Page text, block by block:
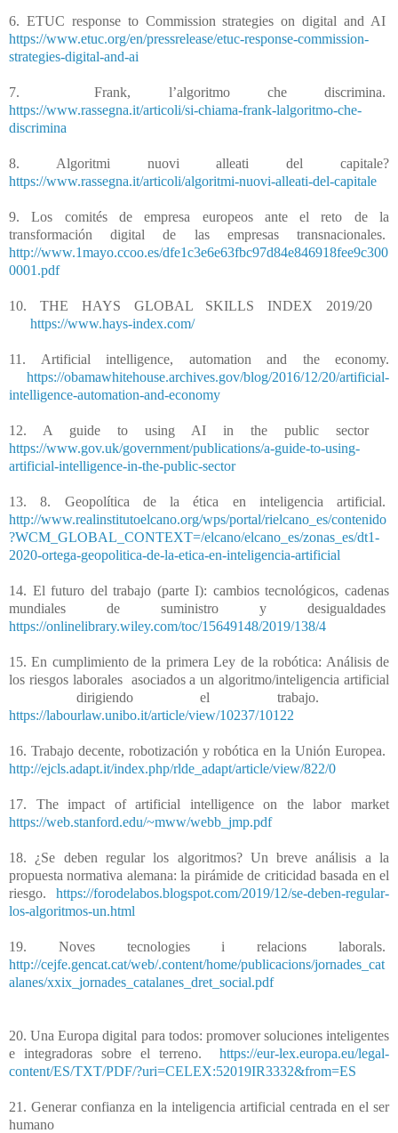
6. ETUC response to Commission strategies on digital and AI
https://www.etuc.org/en/pressrelease/etuc-response-commission-
strategies-digital-and-ai
7.
Frank, l’algoritmo che discrimina.
https://www.rassegna.it/articoli/si-chiama-frank-lalgoritmo-che-
discrimina
8. Algoritmi nuovi alleati del capitale?
https://www.rassegna.it/articoli/algoritmi-nuovi-alleati-del-capitale
9. Los comités de empresa europeos ante el reto de la
transformación digital de las empresas transnacionales.
http://www.1mayo.ccoo.es/dfe1c3e6e63fbc97d84e846918fee9c300
0001.pdf
10. THE HAYS GLOBAL SKILLS INDEX 2019/20
https://www.hays-index.com/
11. Artificial intelligence, automation and the economy.
https://obamawhitehouse.archives.gov/blog/2016/12/20/artificial-
intelligence-automation-and-economy
12. A guide to using AI in the public sector
https://www.gov.uk/government/publications/a-guide-to-using-
artificial-intelligence-in-the-public-sector
13. 8. Geopolítica de la ética en inteligencia artificial.
http://www.realinstitutoelcano.org/wps/portal/rielcano_es/contenido
?WCM_GLOBAL_CONTEXT=/elcano/elcano_es/zonas_es/dt1-
2020-ortega-geopolitica-de-la-etica-en-inteligencia-artificial
14. El futuro del trabajo (parte I): cambios tecnológicos, cadenas
mundiales de suministro y desigualdades
https://onlinelibrary.wiley.com/toc/15649148/2019/138/4
15. En cumplimiento de la primera Ley de la robótica: Análisis de
los riesgos laborales asociados a un algoritmo/inteligencia artificial
dirigiendo el trabajo.
https://labourlaw.unibo.it/article/view/10237/10122
16. Trabajo decente, robotización y robótica en la Unión Europea.
http://ejcls.adapt.it/index.php/rlde_adapt/article/view/822/0
17. The impact of artificial intelligence on the labor market
https://web.stanford.edu/~mww/webb_jmp.pdf
18. ¿Se deben regular los algoritmos? Un breve análisis a la
propuesta normativa alemana: la pirámide de criticidad basada en el
riesgo. https://forodelabos.blogspot.com/2019/12/se-deben-regular-
los-algoritmos-un.html
19. Noves tecnologies i relacions laborals.
http://cejfe.gencat.cat/web/.content/home/publicacions/jornades_cat
alanes/xxix_jornades_catalanes_dret_social.pdf
20. Una Europa digital para todos: promover soluciones inteligentes
e integradoras sobre el terreno.
https://eur-lex.europa.eu/legal-
content/ES/TXT/PDF/?uri=CELEX:52019IR3332&from=ES
21. Generar confianza en la inteligencia artificial centrada en el ser
humano